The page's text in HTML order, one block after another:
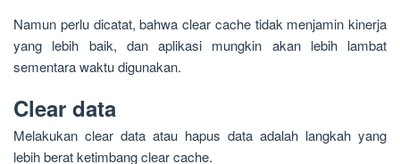
Namun perlu dicatat, bahwa clear cache tidak menjamin kinerja
yang lebih baik, dan aplikasi mungkin akan lebih lambat
sementara waktu digunakan.
Clear data
Melakukan clear data atau hapus data adalah langkah yang
lebih berat ketimbang clear cache.